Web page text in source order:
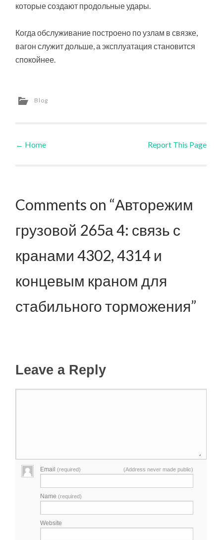
которые создают продольные удары.
Когда обслуживание построено по узлам в связке,
вагон служит дольше, а эксплуатация становится
спокойнее.
Blog
Post navigation
← Home Report This Page
Comments on “Авторежим
грузовой 265а 4: связь с
кранами 4302, 4314 и
концевым краном для
стабильного торможения”
Leave a Reply
Email(required) (Address never made public)
Name(required)
Website